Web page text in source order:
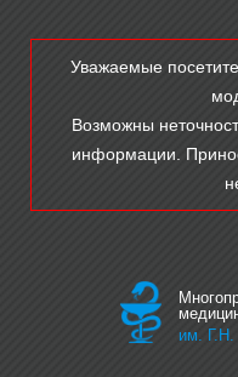
Уважаемые
Возможны
информации.
им. Г.Н.